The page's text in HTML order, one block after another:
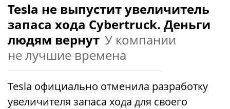
Tesla не выпустит увеличитель
запаса хода Cybertruck. Деньги
людям вернут У компании
не лучшие времена
Tesla официально отменила разработку
увеличителя запаса хода для своего